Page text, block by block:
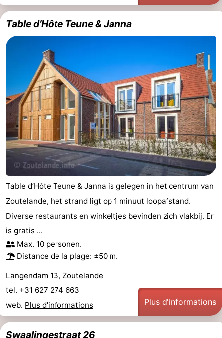
Table d’Hôte Teune & Janna
Table d’Hôte Teune & Janna is gelegen in het centrum van
Zoutelande, het strand ligt op 1 minuut loopafstand.
Diverse restaurants en winkeltjes bevinden zich vlakbij. Er
is gratis ...
Max. 10 personen.
Distance de la plage: ±50 m.
Langendam 13, Zoutelande
tel. +31 627 274 663
web. Plus d'informations Plus d'informations
Swaalingestraat 26